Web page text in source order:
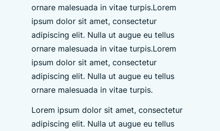
ornare malesuada in vitae turpis.Lorem
ipsum dolor sit amet, consectetur
adipiscing elit. Nulla ut augue eu tellus
ornare malesuada in vitae turpis.Lorem
ipsum dolor sit amet, consectetur
adipiscing elit. Nulla ut augue eu tellus
ornare malesuada in vitae turpis.
Lorem ipsum dolor sit amet, consectetur
adipiscing elit. Nulla ut augue eu tellus